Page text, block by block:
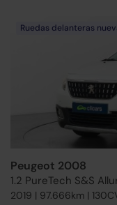
Ruedas delanteras
Peugeot 2008
1.2 PureTech S&S
2019 | 97.666km |